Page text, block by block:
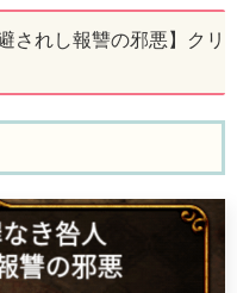
されし報讐の邪悪】クリ